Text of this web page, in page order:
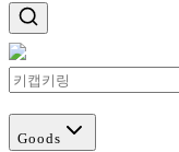
Goods